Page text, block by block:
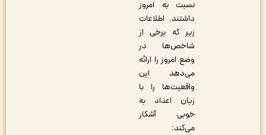
نسبت به امروز
داشتند. اطلاعات
زیر که برخی از
شاخص‌ها در
وضع امروز را ارائه
می‌دهد این
واقعیت‌ها را با
زبان اعداد به
خوبی آشکار